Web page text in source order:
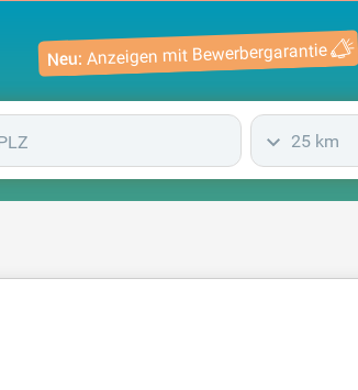
Neu: Anzeigen mit Bewerbergarantie
25 km